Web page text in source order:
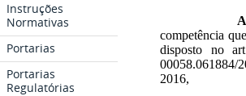
Instruções
Normativas
Portarias
Portarias
Regulatórias
competência
disposto no
00058.061884/
2016,